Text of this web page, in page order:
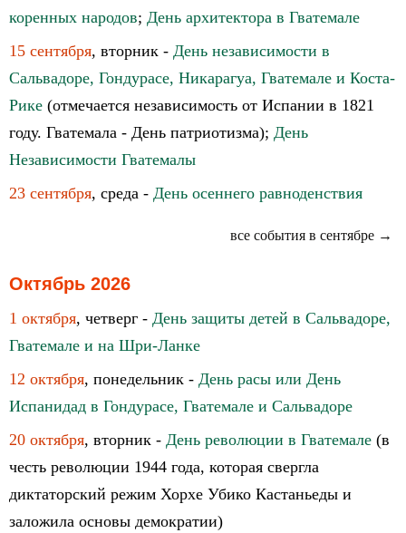
коренных народов; День архитектора в Гватемале
15 сентября, вторник - День независимости в
Сальвадоре, Гондурасе, Никарагуа, Гватемале и Коста-
Рике (отмечается независимость от Испании в 1821
году. Гватемала - День патриотизма); День
Независимости Гватемалы
23 сентября, среда - День осеннего равноденствия
все события в сентябре →
Октябрь 2026
1 октября, четверг - День защиты детей в Сальвадоре,
Гватемале и на Шри-Ланке
12 октября, понедельник - День расы или День
Испанидад в Гондурасе, Гватемале и Сальвадоре
20 октября, вторник - День революции в Гватемале (в
честь революции 1944 года, которая свергла
диктаторский режим Хорхе Убико Кастаньеды и
заложила основы демократии)